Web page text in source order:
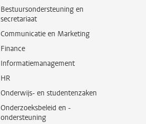
Bestuursondersteuning en
secretariaat
Communicatie en Marketing
Finance
Informatiemanagement
HR
Onderwijs- en studentenzaken
Onderzoeksbeleid en -
ondersteuning